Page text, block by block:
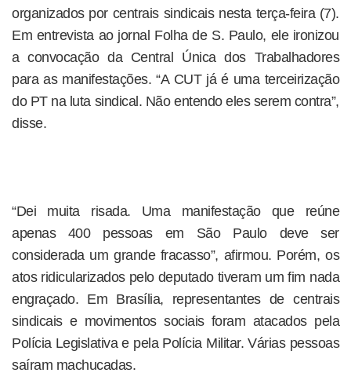
organizados por centrais sindicais nesta terça-feira (7).
Em entrevista ao jornal Folha de S. Paulo, ele ironizou
a convocação da Central Única dos Trabalhadores
para as manifestações. “A CUT já é uma terceirização
do PT na luta sindical. Não entendo eles serem contra”,
disse.
“Dei muita risada. Uma manifestação que reúne
apenas 400 pessoas em São Paulo deve ser
considerada um grande fracasso”, afirmou. Porém, os
atos ridicularizados pelo deputado tiveram um fim nada
engraçado. Em Brasília, representantes de centrais
sindicais e movimentos sociais foram atacados pela
Polícia Legislativa e pela Polícia Militar. Várias pessoas
saíram machucadas.